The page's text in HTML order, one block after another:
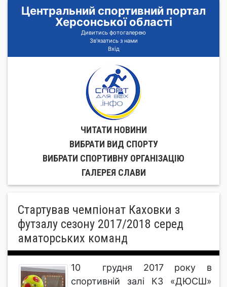
Центральний спортивний портал
Херсонської області
Дивитись фотогалерею
Зв'язатись з нами
Вхід
ЧИТАТИ НОВИНИ
ВИБРАТИ ВИД СПОРТУ
ВИБРАТИ СПОРТИВНУ ОРГАНIЗАЦIЮ
ГАЛЕРЕЯ СЛАВИ
Стартував чемпіонат Каховки з
футзалу сезону 2017/2018 серед
аматорських команд
10 грудня 2017 року в
спортивній залі КЗ «ДЮСШ»